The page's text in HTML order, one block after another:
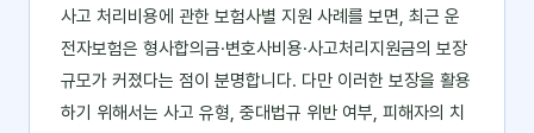
사고 처리비용에 관한 보험사별 지원 사례를 보면, 최근 운
전자보험은 형사합의금·변호사비용·사고처리지원금의 보장
규모가 커졌다는 점이 분명합니다. 다만 이러한 보장을 활용
하기 위해서는 사고 유형, 중대법규 위반 여부, 피해자의 치